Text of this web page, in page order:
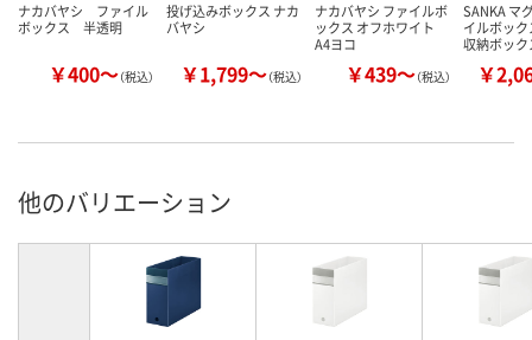
ナカバヤシ ファイル
ボックス 半透明
￥400～（税込）
投げ込みボックス ナカ
バヤシ
￥1,799～（税込）
ナカバヤシ ファイルボ
ックス オフホワイト
A4ヨコ
￥439～（税込）
SANKA マ
イルボッ
収納ボッ
￥
他のバリエーション